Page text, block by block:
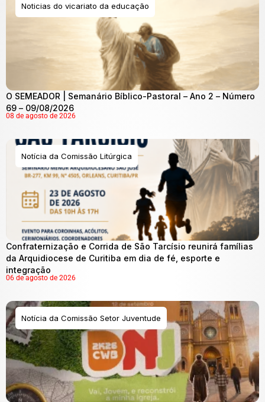
Noticias do vicariato da educação
O SEMEADOR | Semanário Bíblico-Pastoral – Ano 2 – Número
69 – 09/08/2026
08 de agosto de 2026
Notícia da Comissão Litúrgica
Confraternização e Corrida de São Tarcísio reunirá famílias
da Arquidiocese de Curitiba em dia de fé, esporte e
integração
06 de agosto de 2026
Notícia da Comissão Setor Juventude